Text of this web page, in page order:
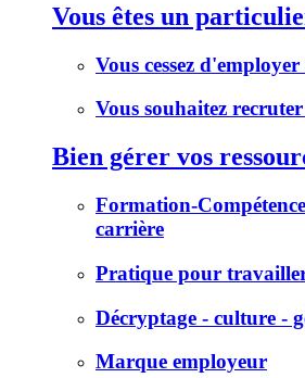
Vous êtes un
Vous cessez
Vous souhaitez
Bien gérer vos
Formation-
carrière
Pratique pour
Décryptage - culture -
Marque employeur